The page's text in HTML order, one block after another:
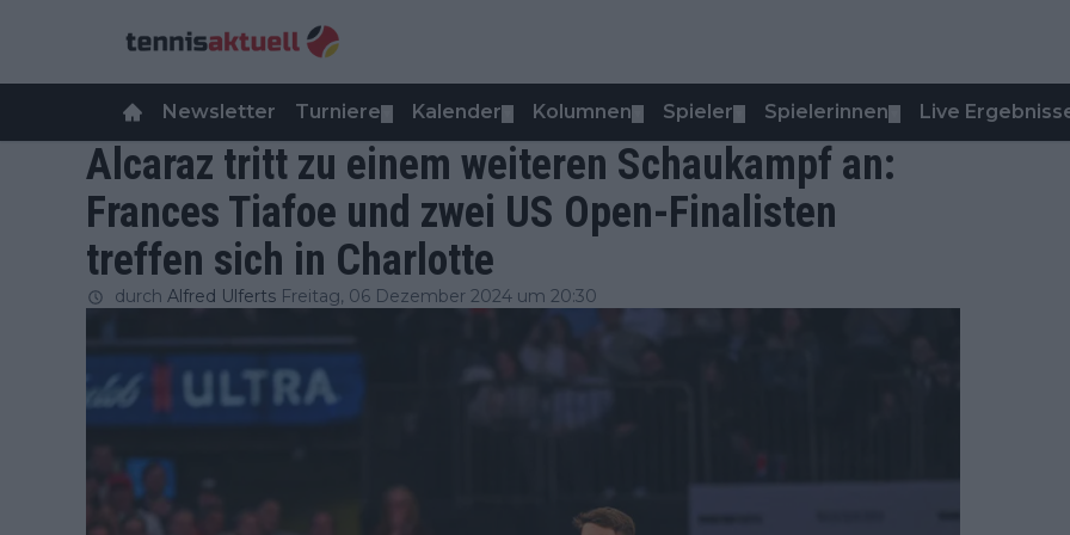
Newsletter Turniere Kalender Kolumnen Spieler Spielerinnen Live
Alcaraz tritt zu einem weiteren Schaukampf an:
Frances Tiafoe und zwei US Open-Finalisten
treffen sich in Charlotte
durch Alfred Ulferts Freitag, 06 Dezember 2024 um 20:30